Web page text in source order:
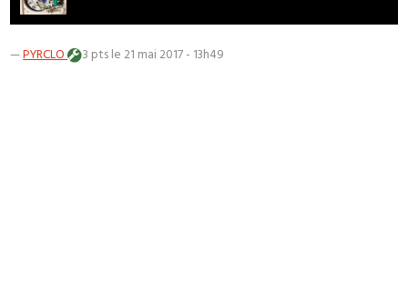
—PYRCLO 3 ptsle 21 mai 2017 - 13h49